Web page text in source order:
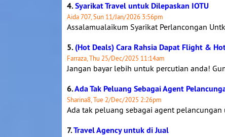
4.Syarikat Travel untuk Dilepaskan IOTU
Aida 707, Sun 11/Jan/2026 3:56pm
Assalamualaikum Syarikat Perlancongan
5.(Hot Deals) Cara Rahsia Dapat Flight &
Farraza, Thu 25/Dec/2025 11:14am
Jangan bayar lebih untuk percutian anda!
6.Ada Tak Peluang Sebagai Agent
Sharina8, Tue 2/Dec/2025 2:26pm
Ada tak peluang sebagai agent
7.Travel Agency untuk di Jual